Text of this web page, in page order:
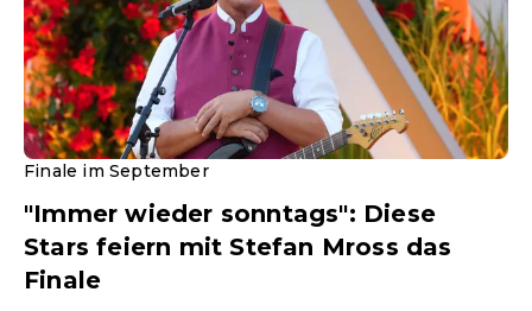
Finale im September
"Immer wieder sonntags": Diese
Stars feiern mit Stefan Mross das
Finale